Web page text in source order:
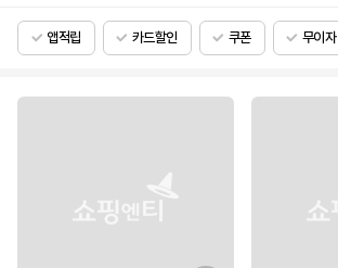
앱적립 카드할인 쿠폰 무이자